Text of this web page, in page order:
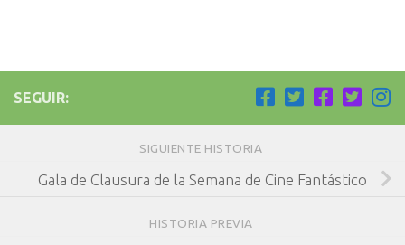
SEGUIR:
SIGUIENTE HISTORIA
Gala de Clausura de la Semana de Cine Fantástico
HISTORIA PREVIA